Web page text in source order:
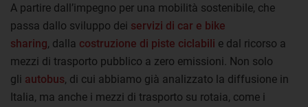
A partire dall’impegno per una mobilità sostenibile, che
passa dallo sviluppo dei servizi di car e bike
sharing, dalla costruzione di piste ciclabili e dal ricorso a
mezzi di trasporto pubblico a zero emissioni. Non solo
gli autobus, di cui abbiamo già analizzato la diffusione in
Italia, ma anche i mezzi di trasporto su rotaia, come i